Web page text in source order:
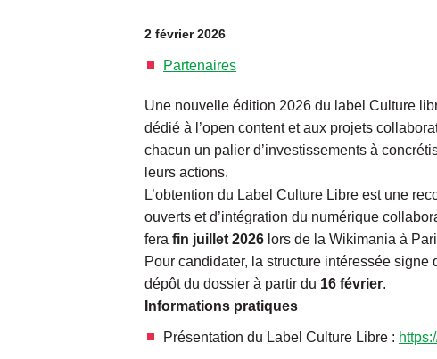
2 février 2026
Partenaires
Une nouvelle édition 2026 du label Culture
dédié à l’open content et aux projets
chacun un palier d’investissements à
leurs actions.
L’obtention du Label Culture Libre est une
ouverts et d’intégration du numérique
fera fin juillet 2026 lors de la Wikimania à
Pour candidater, la structure intéressée signe
dépôt du dossier à partir du 16 février.
Informations pratiques
Présentation du Label Culture Libre :